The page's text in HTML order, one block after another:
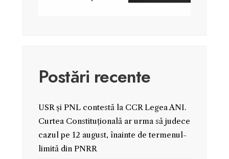
Postări recente
USR și PNL contestă la CCR Legea ANI.
Curtea Constituțională ar urma să judece
cazul pe 12 august, înainte de termenul-
limită din PNRR